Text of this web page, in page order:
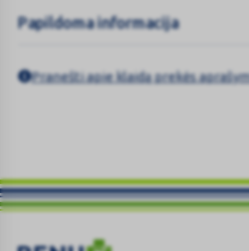
skyrių.
Lapelio turinys
Kaip vartoti Propolis MDF
Galimas šalutinis poveikis
Pakuotės turinys ir kita informacija
Papildoma informacija
Pranešti apie klaidą prekės